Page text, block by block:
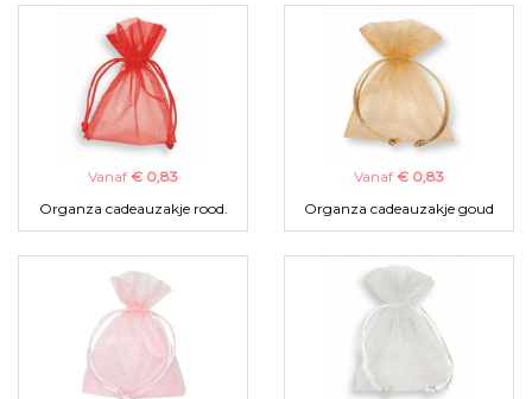
Vanaf € 0,83
Organza cadeauzakje rood.
Vanaf € 0,83
Organza cadeauzakje goud